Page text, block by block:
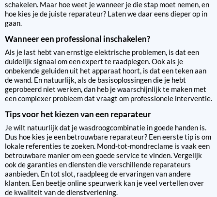
schakelen. Maar hoe weet je wanneer je die stap moet nemen, en
hoe kies je de juiste reparateur? Laten we daar eens dieper op in
gaan.
Wanneer een professional inschakelen?
Als je last hebt van ernstige elektrische problemen, is dat een
duidelijk signaal om een expert te raadplegen. Ook als je
onbekende geluiden uit het apparaat hoort, is dat een teken aan
de wand. En natuurlijk, als de basisoplossingen die je hebt
geprobeerd niet werken, dan heb je waarschijnlijk te maken met
een complexer probleem dat vraagt om professionele interventie.
Tips voor het kiezen van een reparateur
Je wilt natuurlijk dat je wasdroogcombinatie in goede handen is.
Dus hoe kies je een betrouwbare reparateur? Een eerste tip is om
lokale referenties te zoeken. Mond-tot-mondreclame is vaak een
betrouwbare manier om een goede service te vinden. Vergelijk
ook de garanties en diensten die verschillende reparateurs
aanbieden. En tot slot, raadpleeg de ervaringen van andere
klanten. Een beetje online speurwerk kan je veel vertellen over
de kwaliteit van de dienstverlening.